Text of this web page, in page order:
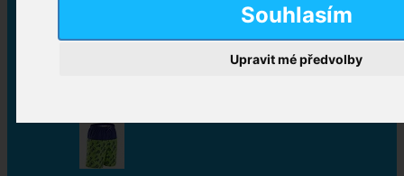
Souhlasím
Upravit mé předvolby
Inkontinenční vložky